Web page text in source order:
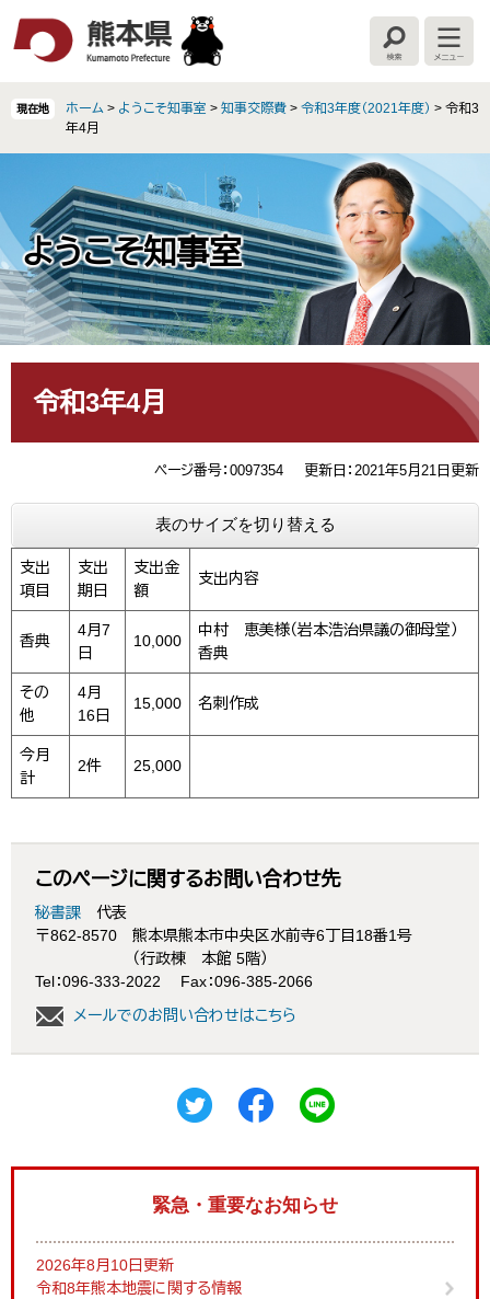
本
文
へ
検
索
メ
ニ
ー
現在地 ホーム > ようこそ知事室 > 知事交際費 > 令和3年度（2021年度） > 令和3
年4月
ようこそ知事室
令和3年4月
ページ番号：0097354 更新日：2021年5月21日更新
表のサイズを切り替える
支出
項目
支出
期日
支出金
額
支出内容
香典
4月7
日
10,000
中村 恵美様（岩本浩治県議の御母堂）
香典
その
他
4月
16日
15,000 名刺作成
今月
計
2件 25,000
このページに関するお問い合わせ先
秘書課
代表
〒862-8570
熊本県熊本市中央区水前寺6丁目18番1号
（行政棟 本館 5階）
Tel：096-333-2022
Fax：096-385-2066
メールでのお問い合わせはこちら
緊急・重要なお知らせ
2026年8月10日更新
令和8年熊本地震に関する情報